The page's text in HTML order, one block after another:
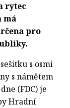
rytec
má
pro
s osmi
s námětem
(FDC) je
Hradní